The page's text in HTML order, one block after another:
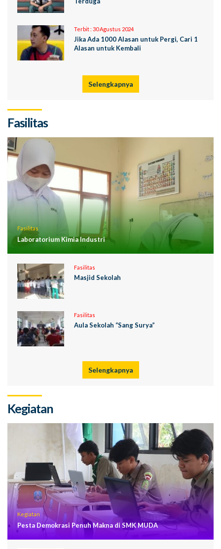
Terbit : 30 Agustus 2024
Jika Ada 1000 Alasan untuk Pergi, Cari 1
Alasan untuk Kembali
Selengkapnya
Fasilitas
Fasilitas
Laboratorium Kimia Industri
Fasilitas
Masjid Sekolah
Fasilitas
Aula Sekolah “Sang Surya”
Selengkapnya
Kegiatan
Kegiatan
Pesta Demokrasi Penuh Makna di SMK MUDA